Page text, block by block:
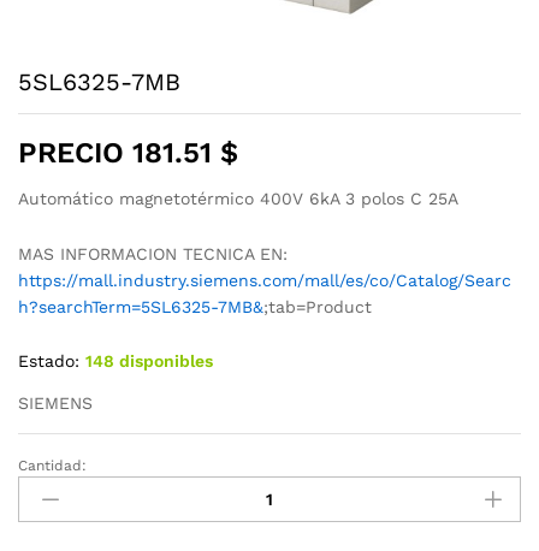
5SL6325-7MB
PRECIO 181.51 $
Automático magnetotérmico 400V 6kA 3 polos C 25A
MAS INFORMACION TECNICA EN:
https://mall.industry.siemens.com/mall/es/co/Catalog/Searc
h?searchTerm=5SL6325-7MB&;tab=Product
Estado: 148 disponibles
SIEMENS
5SL6325-
7MB
cantidad
Cantidad: